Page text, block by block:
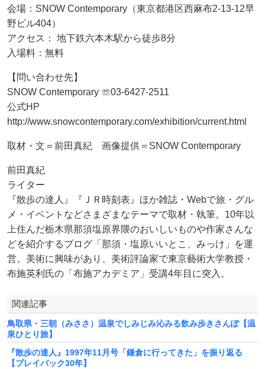
会場：SNOW Contemporary（東京都港区西麻布2-13-12早
野ビル404）
アクセス： 地下鉄六本木駅から徒歩8分
入場料：無料
【問い合わせ先】
SNOW Contemporary ☏03-6427-2511
公式HP
http://www.snowcontemporary.com/exhibition/current.html
取材・文＝前田真紀 画像提供＝SNOW Contemporary
前田真紀
ライター
『散歩の達人』『ＪＲ時刻表』ほか雑誌・Webで旅・グル
メ・イベントなどさまざまなテーマで取材・執筆。10年以
上住んだ栃木県那須塩原界隈のおいしいものや作家さんな
どを紹介するブログ「那須・塩原いいとこ、みっけ」を運
営。美術に興味があり、美術評論家で東京藝術大学教授・
布施英利氏の「布施アカデミア」受講4年目に突入。
関連記事
鳥取県・三朝（みささ）温泉でしみじみ沁みる飲み歩きさんぽ【温
泉ひとり旅】
『散歩の達人』1997年11月号「鎌倉に行ってきた」を振り返る
【プレイバック30年】